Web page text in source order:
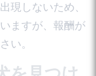
現しないため、
ますが、報酬が
い。